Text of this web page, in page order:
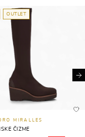
OUTLET
MIRALLES
ČIZME